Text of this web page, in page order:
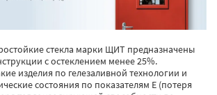
стекла марки ЩИТ предназначены
с остеклением менее 25%.
изделия по гелезаливной технологии и
состояния по показателям E (потеря